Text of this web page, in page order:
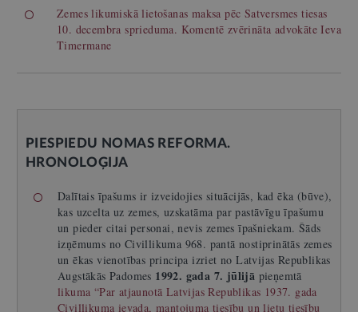
Zemes likumiskā lietošanas maksa pēc Satversmes tiesas
10. decembra sprieduma. Komentē zvērināta advokāte Ieva
Timermane
PIESPIEDU NOMAS REFORMA.
HRONOLOĢIJA
Dalītais īpašums ir izveidojies situācijās, kad ēka (būve),
kas uzcelta uz zemes, uzskatāma par pastāvīgu īpašumu
un pieder citai personai, nevis zemes īpašniekam. Šāds
izņēmums no Civillikuma 968. pantā nostiprinātās zemes
un ēkas vienotības principa izriet no Latvijas Republikas
Augstākās Padomes 1992. gada 7. jūlijā pieņemtā
likuma “Par atjaunotā Latvijas Republikas 1937. gada
Civillikuma ievada, mantojuma tiesību un lietu tiesību